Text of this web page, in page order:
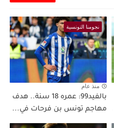
نجومنا التونسية
منذ عام
بالفيد99: عمره 18 سنة.. هدف
مهاجم تونس بن فرحات في...